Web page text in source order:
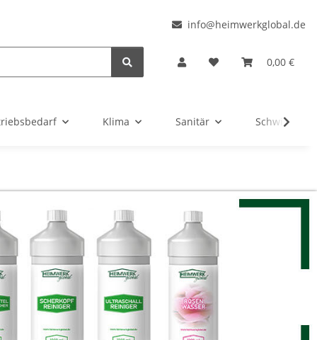
info@heimwerkglobal.de
0,00 €
Klima Sanitär